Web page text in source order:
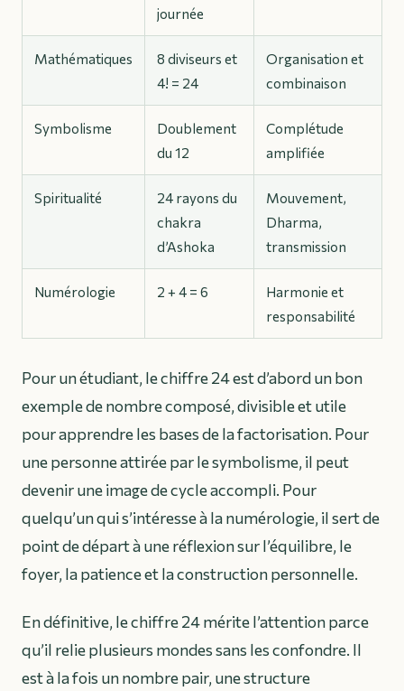
journée
Mathématiques
8 diviseurs et
4! = 24
Organisation et
combinaison
Symbolisme
Doublement
du 12
Complétude
amplifiée
Spiritualité
24 rayons du
chakra
d’Ashoka
Mouvement,
Dharma,
transmission
Numérologie 2 + 4 = 6
Harmonie et
responsabilité
Pour un étudiant, le chiffre 24 est d’abord un bon
exemple de nombre composé, divisible et utile
pour apprendre les bases de la factorisation. Pour
une personne attirée par le symbolisme, il peut
devenir une image de cycle accompli. Pour
quelqu’un qui s’intéresse à la numérologie, il sert de
point de départ à une réflexion sur l’équilibre, le
foyer, la patience et la construction personnelle.
En définitive, le chiffre 24 mérite l’attention parce
qu’il relie plusieurs mondes sans les confondre. Il
est à la fois un nombre pair, une structure